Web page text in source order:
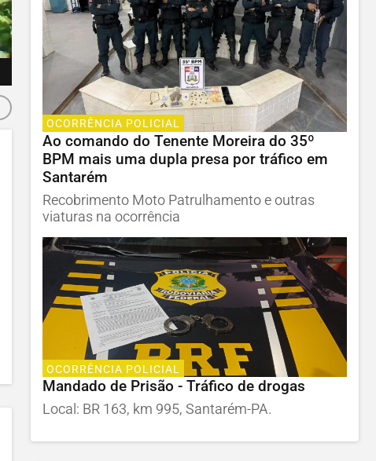
OCORRÊNCIA POLICIAL
Ao comando do Tenente Moreira do 35º
BPM mais uma dupla presa por tráfico em
Santarém
Recobrimento Moto Patrulhamento e outras
viaturas na ocorrência
OCORRÊNCIA POLICIAL
Mandado de Prisão - Tráfico de drogas
Local: BR 163, km 995, Santarém-PA.